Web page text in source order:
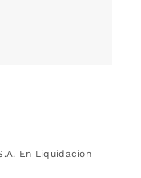
En Liquidacion